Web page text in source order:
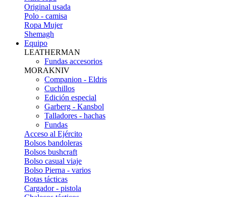
Original usada
Polo - camisa
Ropa Mujer
Shemagh
Equipo
LEATHERMAN
Fundas accesorios
MORAKNIV
Companion - Eldris
Cuchillos
Edición especial
Garberg - Kansbol
Talladores - hachas
Fundas
Acceso al Ejército
Bolsos bandoleras
Bolsos bushcraft
Bolso casual viaje
Bolso Pierna - varios
Botas tácticas
Cargador - pistola